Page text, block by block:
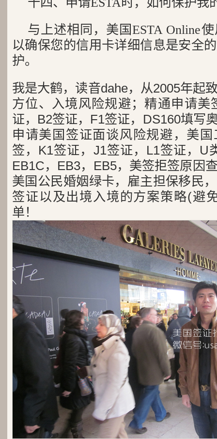
与上述相同，美国ESTA Online
以确保您的信用卡详细信息是安全
护。
我是大鹤，读音dahe，从2005年起
方位、入境风险规避；精通申请美
证，B2签证，F1签证，DS160填写
申请美国签证面谈风险规避，美
签，K1签证，J1签证，L1签证，U
EB1C，EB3，EB5，美签拒签原因
美国公民婚姻绿卡，雇主担保移民
签证以及出境入境的方案策略(避
单！